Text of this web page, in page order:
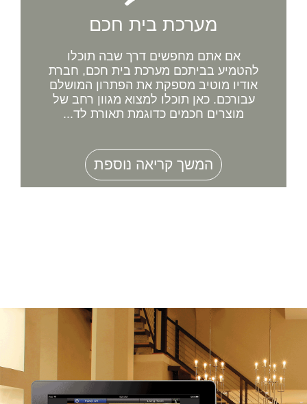
מערכת בית חכם
אם אתם מחפשים דרך שבה תוכלו
להטמיע בביתכם מערכת בית חכם, חברת
אודיו מוטיב מספקת את הפתרון המושלם
עבורכם. כאן תוכלו למצוא מגוון רחב של
מוצרים חכמים כדוגמת תאורת לד...
המשך קריאה נוספת